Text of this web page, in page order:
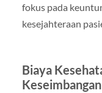
fokus pada
kesejahteraan
Biaya